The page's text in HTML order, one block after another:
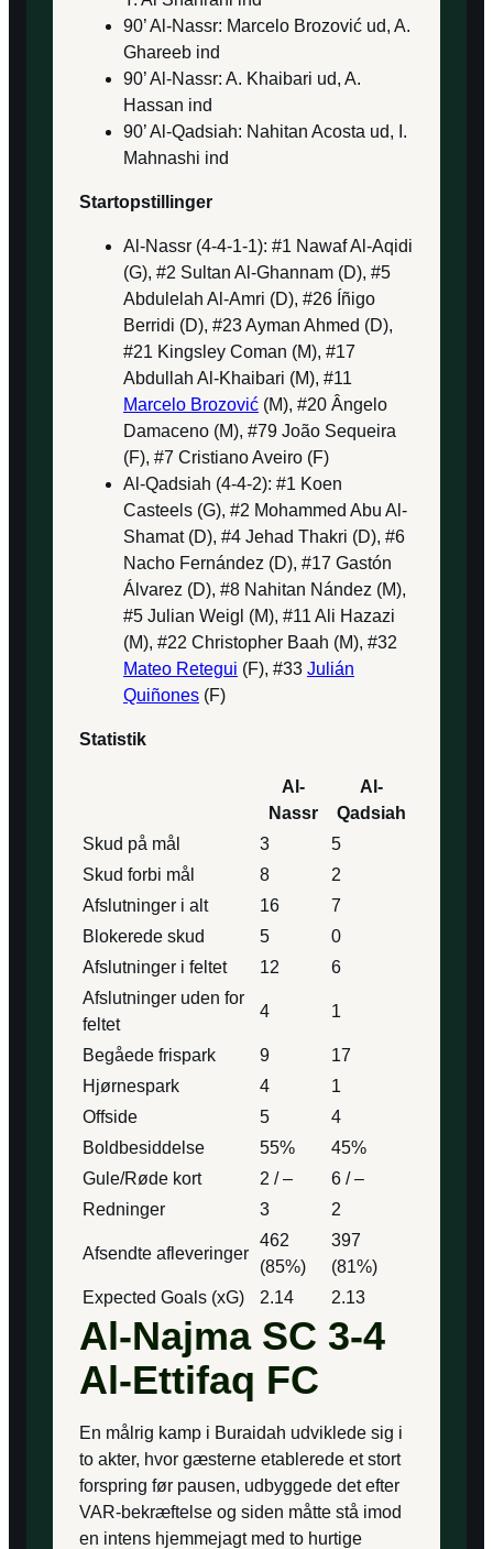
90’ Al-Nassr: Marcelo Brozović ud, A.
Ghareeb ind
90’ Al-Nassr: A. Khaibari ud, A.
Hassan ind
90’ Al-Qadsiah: Nahitan Acosta ud, I.
Mahnashi ind
Startopstillinger
Al-Nassr (4-4-1-1): #1 Nawaf Al-Aqidi
(G), #2 Sultan Al-Ghannam (D), #5
Abdulelah Al-Amri (D), #26 Íñigo
Berridi (D), #23 Ayman Ahmed (D),
#21 Kingsley Coman (M), #17
Abdullah Al-Khaibari (M), #11
Marcelo Brozović (M), #20 Ângelo
Damaceno (M), #79 João Sequeira
(F), #7 Cristiano Aveiro (F)
Al-Qadsiah (4-4-2): #1 Koen
Casteels (G), #2 Mohammed Abu Al-
Shamat (D), #4 Jehad Thakri (D), #6
Nacho Fernández (D), #17 Gastón
Álvarez (D), #8 Nahitan Nández (M),
#5 Julian Weigl (M), #11 Ali Hazazi
(M), #22 Christopher Baah (M), #32
Mateo Retegui (F), #33 Julián
Quiñones (F)
Statistik
Al-
Nassr
Al-
Qadsiah
Skud på mål
3
5
Skud forbi mål
8
2
Afslutninger i alt
16
7
Blokerede skud
5
0
Afslutninger i feltet
12
6
Afslutninger uden for
feltet
4 1
Begåede frispark 9
17
Hjørnespark
4
1
Offside
5
4
Boldbesiddelse
55%
45%
Gule/Røde kort
2 / –
6 / –
Redninger
3 2
Afsendte afleveringer
462
(85%)
397
(81%)
Expected Goals (xG)
2.14 2.13
Al-Najma SC 3-4
Al-Ettifaq FC
En målrig kamp i Buraidah udviklede sig i
to akter, hvor gæsterne etablerede et stort
forspring før pausen, udbyggede det efter
VAR-bekræftelse og siden måtte stå imod
en intens hjemmejagt med to hurtige